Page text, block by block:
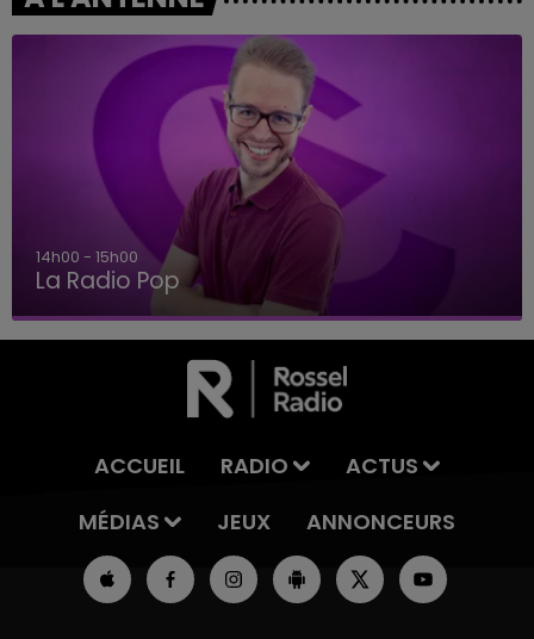
14h00 - 15h00
La Radio Pop
ACCUEIL RADIO
ACTUS
MÉDIAS
JEUX ANNONCEURS